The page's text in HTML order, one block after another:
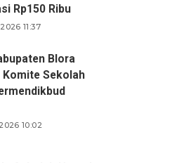
Rp150 Ribu
11:37
Blora
Komite Sekolah
10:02